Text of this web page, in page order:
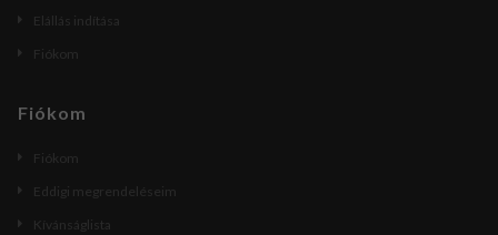
Elállás indítása
Fiókom
Fiókom
Fiókom
Eddigi megrendeléseim
Kívánságlista